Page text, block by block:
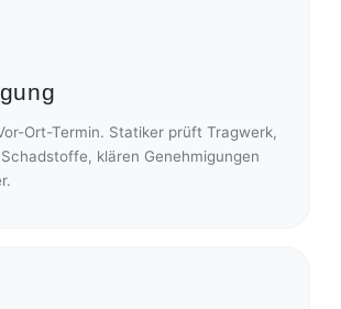
Ort-Termin. Statiker prüft Tragwerk,
klären Genehmigungen